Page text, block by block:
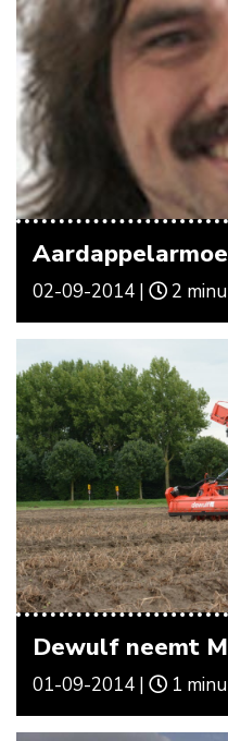
Aardappelarmoe
02-09-2014 | 2
Dewulf neemt
01-09-2014 | 1